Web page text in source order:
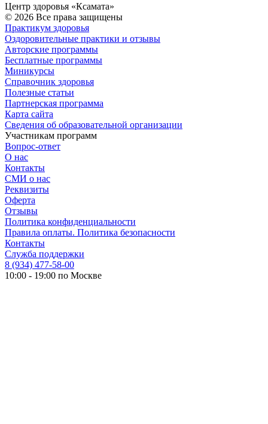
Центр здоровья «Ксамата»
© 2026 Все права защищены
Практикум здоровья
Оздоровительные практики и отзывы
Авторские программы
Бесплатные программы
Миникурсы
Справочник здоровья
Полезные статьи
Партнерская программа
Карта сайта
Сведения об образовательной организации
Участникам программ
Вопрос-ответ
О нас
Контакты
СМИ о нас
Реквизиты
Оферта
Отзывы
Политика конфиденциальности
Правила оплаты. Политика безопасности
Контакты
Служба поддержки
8 (934) 477-58-00
10:00 - 19:00 по Москве